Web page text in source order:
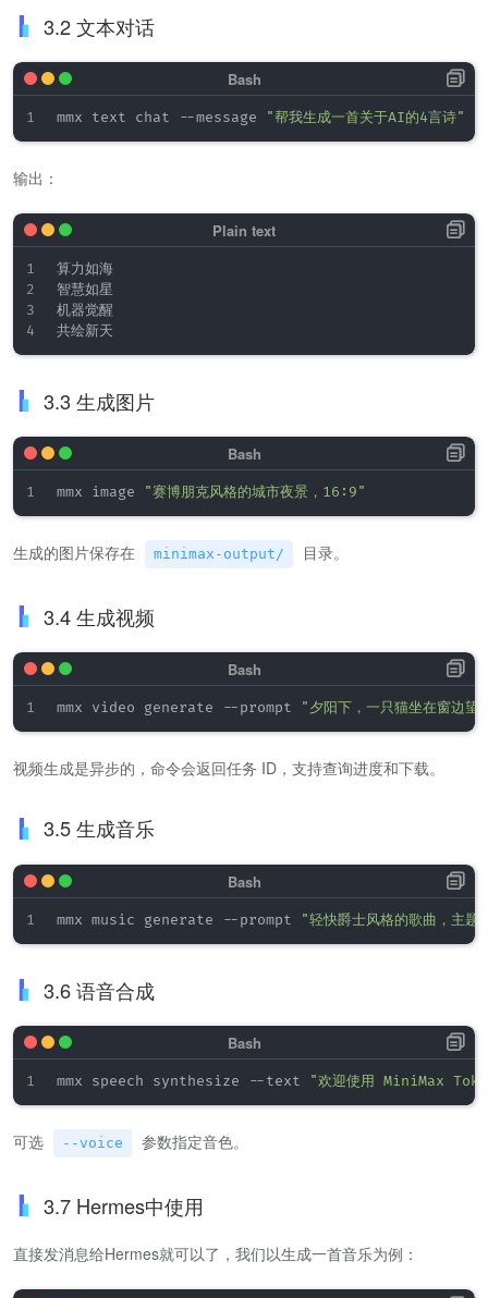
3.2 文本对话
mmx text chat --message "帮我生成一首关于AI的4言诗"
输出：
算力如海
智慧如星
机器觉醒
3.3 生成图片
mmx image "赛博朋克风格的城市夜景，16:9"
生成的图片保存在 minimax-output/ 目录。
3.4 生成视频
mmx video generate --prompt "夕阳下，一只猫坐在窗边望
视频生成是异步的，命令会返回任务 ID，支持查询进度和下载。
3.5 生成音乐
mmx music generate --prompt "轻快爵士风格的歌曲，主题
3.6 语音合成
mmx speech synthesize --text "欢迎使用 MiniMax
可选 --voice 参数指定音色。
3.7 Hermes中使用
直接发消息给Hermes就可以了，我们以生成一首音乐为例：